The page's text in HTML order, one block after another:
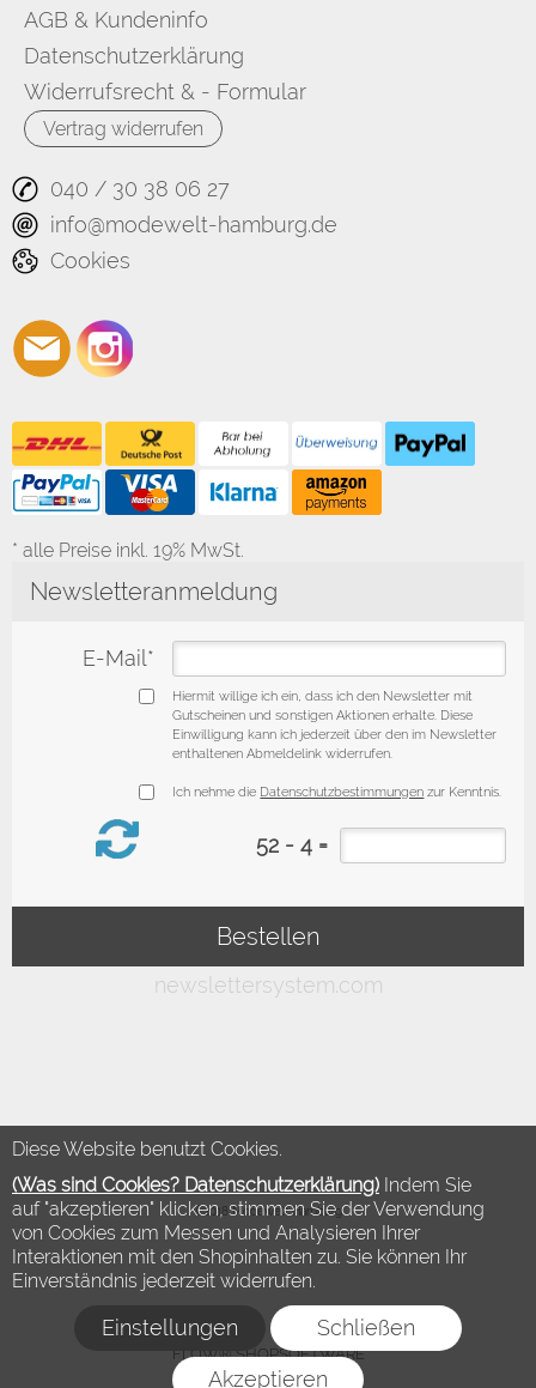
Diese Website benutzt Cookies.
(Was sind Cookies? Datenschutzerklärung) Indem Sie
auf "akzeptieren" klicken, stimmen Sie der Verwendung
von Cookies zum Messen und Analysieren Ihrer
Interaktionen mit den Shopinhalten zu. Sie können Ihr
Einverständnis jederzeit widerrufen.
Einstellungen Schließen
Akzeptieren
AGB & Kundeninfo
Datenschutzerklärung
Widerrufsrecht & - Formular
Vertrag widerrufen
040 / 30 38 06 27
info@modewelt-hamburg.de
Cookies
* alle Preise inkl. 19% MwSt.
©2018 Modewelt Hamburg
FLOW® SHOPSOFTWARE